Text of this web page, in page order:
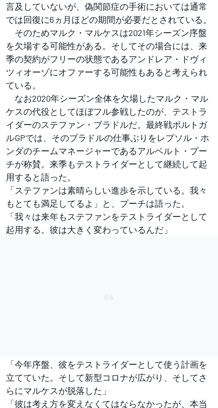
言及していないが、偽関節症の手術においては通常
では回復に6ヵ月ほどの期間が必要だとされている。
そのためマルク・マルケスは2021年シーズン序盤
を欠場する可能性がある。そしてその場合には、来
季の契約がフリーの状態であるアンドレア・ドヴィ
ツィオーゾにオファーする可能性もあると考えられ
ている。
なお2020年シーズン全体を欠場したマルク・マル
ケスの代役としてほぼフル参戦したのが、テストラ
イダーのステファン・ブラドルだ。最終戦ポルトガ
ルGPでは、そのブラドルの仕事ぶりをレプソル・ホ
ンダのチームマネージャーであるアルベルト・プー
チが称賛。来季もテストライダーとして継続して起
用すると語った。
「ステファンは素晴らしい進歩を示している。我々
もとても満足してるよ」と、プーチは語った。
「我々は来年もステファンをテストライダーとして
起用する。彼は大きく変わっているんだ」
「今年序盤、彼をテストライダーとして使う計画を
立てていた。そして新型コロナが広がり、そしてさ
らにマルケスが脱落した」
「彼は考え方を変えなくてはならなかったが、本当